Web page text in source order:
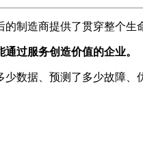
制造商提供了贯穿整个生
过服务创造价值的企业。
数据、预测了多少故障